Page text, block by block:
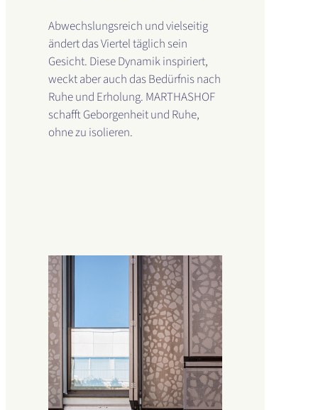
Abwechslungsreich und vielseitig
ändert das Viertel täglich sein
Gesicht. Diese Dynamik inspiriert,
weckt aber auch das Bedürfnis nach
Ruhe und Erholung. MARTHASHOF
schafft Geborgenheit und Ruhe,
ohne zu isolieren.